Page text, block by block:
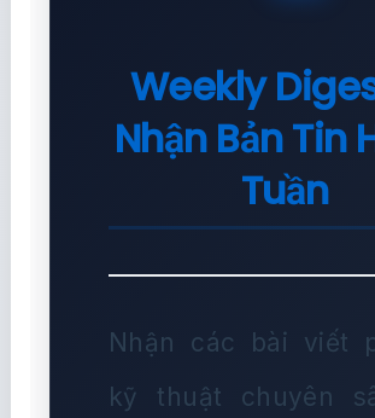
Weekly
Nhận Bản Tin
Tuần
Nhận các bài viết
kỹ thuật chuyên